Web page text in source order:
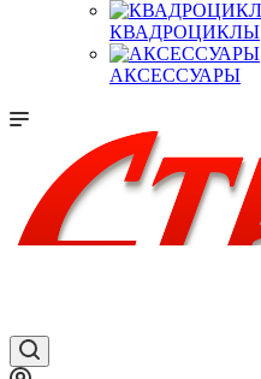
КВАДРОЦИКЛЫ
АКСЕССУАРЫ